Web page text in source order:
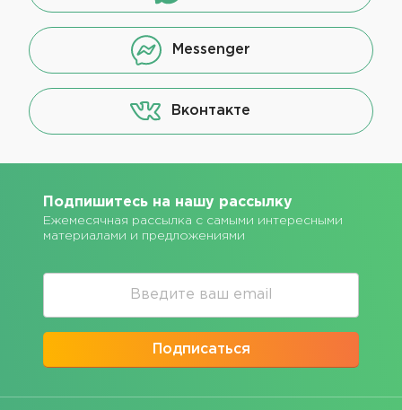
Messenger
Вконтакте
Подпишитесь на нашу рассылку
Ежемесячная рассылка с самыми интересными
материалами и предложениями
Подписаться